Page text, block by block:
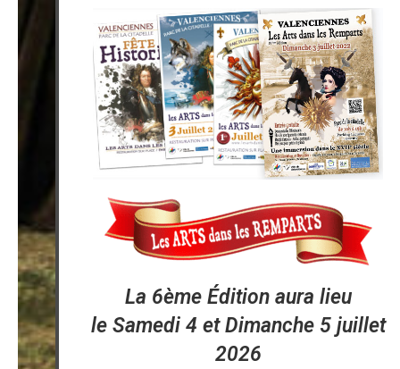
La 6ème Édition aura lieu
le Samedi 4 et Dimanche 5 juillet
2026